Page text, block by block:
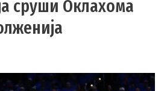
сруши Оклахома